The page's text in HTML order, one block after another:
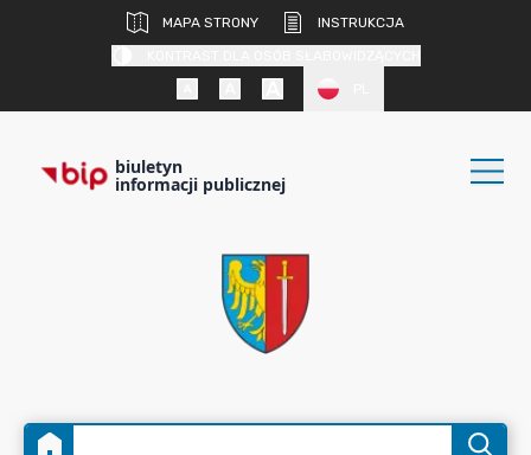
MAPA STRONY
INSTRUKCJA
biuletyn
informacji publicznej